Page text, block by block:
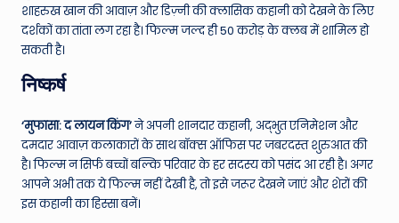
शाहरुख खान की आवाज़ और डिज़्नी की क्लासिक कहानी को देखने के लिए
दर्शकों का तांता लग रहा है। फिल्म जल्द ही 50 करोड़ के क्लब में शामिल हो
सकती है।
निष्कर्ष
‘मुफासा: द लायन किंग’ने अपनी शानदार कहानी, अद्भुत एनिमेशन और
दमदार आवाज़ कलाकारों के साथ बॉक्स ऑफिस पर जबरदस्त शुरुआत की
है। फिल्म न सिर्फ बच्चों बल्कि परिवार के हर सदस्य को पसंद आ रही है। अगर
आपने अभी तक ये फिल्म नहीं देखी है, तो इसे जरूर देखने जाएं और शेरों की
इस कहानी का हिस्सा बनें।